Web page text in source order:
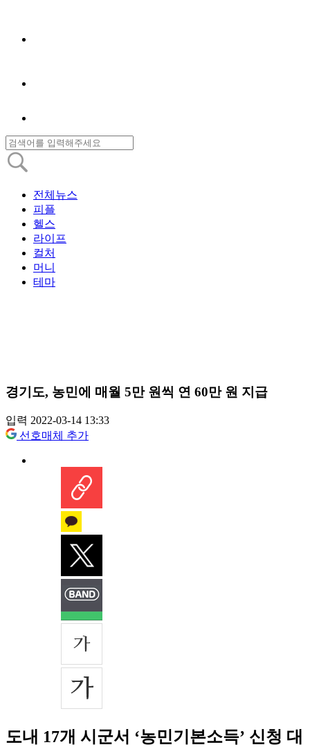
전체뉴스
피플
헬스
라이프
컬처
머니
테마
경기도, 농민에 매월 5만 원씩 연 60만 원 지급
입력 2022-03-14 13:33
선호매체 추가
도내 17개 시군서 ‘농민기본소득’ 신청 대